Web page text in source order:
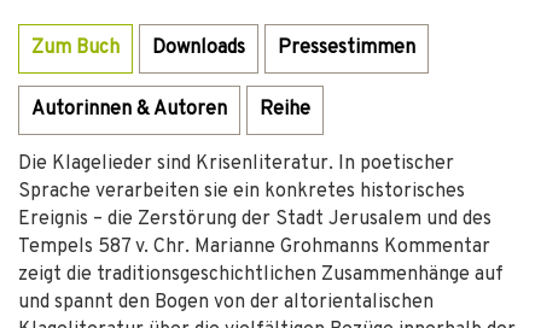
Zum Buch Downloads Pressestimmen
Autorinnen & Autoren Reihe
Die Klagelieder sind Krisenliteratur. In poetischer
Sprache verarbeiten sie ein konkretes historisches
Ereignis – die Zerstörung der Stadt Jerusalem und des
Tempels 587 v. Chr. Marianne Grohmanns Kommentar
zeigt die traditionsgeschichtlichen Zusammenhänge auf
und spannt den Bogen von der altorientalischen